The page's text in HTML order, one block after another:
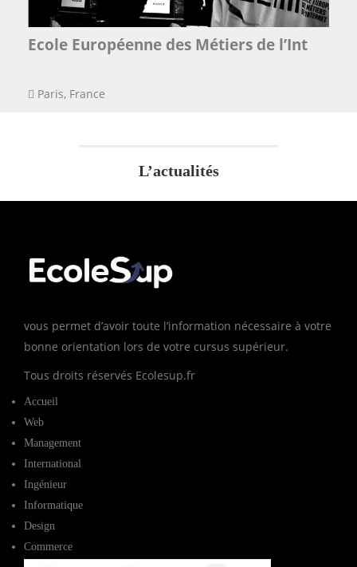
Ecole Européenne des Métiers de l’Int
Paris, France
L’actualités
vous permet d’avoir toute l’information nécessaire à votre
bonne orientation lors de votre cursus supérieur.
Tous droits réservés Ecolesup.fr
Accueil
Web
Management
International
Ingénieur
Informatique
Design
Commerce